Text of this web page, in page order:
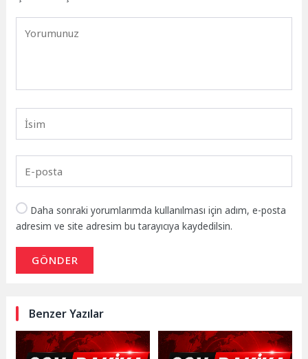
Daha sonraki yorumlarımda kullanılması için adım, e-posta
adresim ve site adresim bu tarayıcıya kaydedilsin.
GÖNDER
Benzer Yazılar